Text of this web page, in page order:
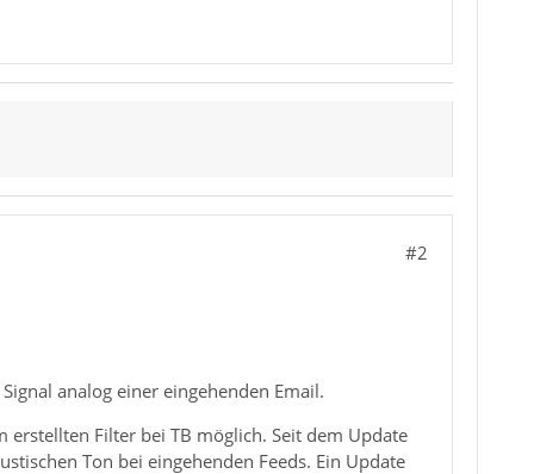
#2
analog einer eingehenden Email.
Filter bei TB möglich. Seit dem Update
Ton bei eingehenden Feeds. Ein Update